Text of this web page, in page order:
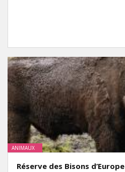
ANIMAUX
Réserve des Bisons d’Europe